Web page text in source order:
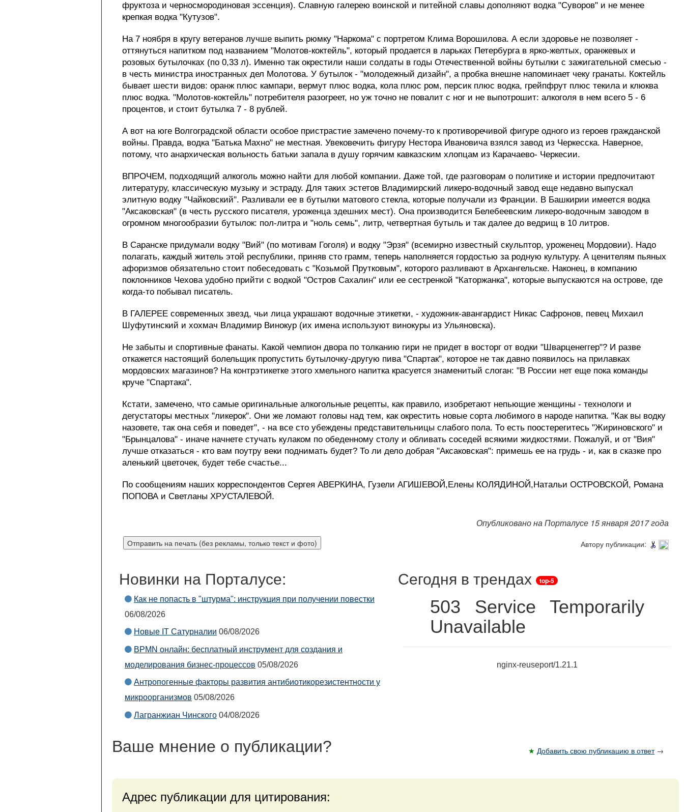
фруктоза и черносмородиновая эссенция). Славную галерею воинской и питейной славы дополняют водка "Суворов" и не менее
крепкая водка "Кутузов".
На 7 ноября в кругу ветеранов лучше выпить рюмку "Наркома" с портретом Клима Ворошилова. А если здоровье не позволяет -
оттянуться напитком под названием "Молотов-коктейль", который продается в ларьках Петербурга в ярко-желтых, оранжевых и
розовых бутылочках (по 0,33 л). Именно так окрестили наши солдаты в годы Отечественной войны бутылки с зажигательной смесью -
в честь министра иностранных дел Молотова. У бутылок - "молодежный дизайн", а пробка внешне напоминает чеку гранаты. Коктейль
бывает шести видов: оранж плюс кампари, вермут плюс водка, кола плюс ром, персик плюс водка, грейпфрут плюс текила и клюква
плюс водка. "Молотов-коктейль" потребителя разогреет, но уж точно не повалит с ног и не выпотрошит: алкоголя в нем всего 5 - 6
процентов, и стоит бутылка 7 - 8 рублей.
А вот на юге Волгоградской области особое пристрастие замечено почему-то к противоречивой фигуре одного из героев гражданской
войны. Правда, водка "Батька Махно" не местная. Увековечить фигуру Нестора Ивановича взялся завод из Черкесска. Наверное,
потому, что анархическая вольность батьки запала в душу горячим кавказским хлопцам из Карачаево- Черкесии.
ВПРОЧЕМ, подходящий алкоголь можно найти для любой компании. Даже той, где разговорам о политике и истории предпочитают
литературу, классическую музыку и эстраду. Для таких эстетов Владимирский ликеро-водочный завод еще недавно выпускал
элитную водку "Чайковский". Разливали ее в бутылки матового стекла, которые получали из Франции. В Башкирии имеется водка
"Аксаковская" (в честь русского писателя, уроженца здешних мест). Она производится Белебеевским ликеро-водочным заводом в
огромном многообразии бутылок: пол-литра и "ноль семь", литр, четвертная бутыль и так далее до ведрищ в 10 литров.
В Саранске придумали водку "Вий" (по мотивам Гоголя) и водку "Эрзя" (всемирно известный скульптор, уроженец Мордовии). Надо
полагать, каждый житель этой республики, приняв сто грамм, теперь наполняется гордостью за родную культуру. А ценителям пьяных
афоризмов обязательно стоит побеседовать с "Козьмой Прутковым", которого разливают в Архангельске. Наконец, в компанию
поклонников Чехова удобно прийти с водкой "Остров Сахалин" или ее сестренкой "Каторжанка", которые выпускаются на острове, где
когда-то побывал писатель.
В ГАЛЕРЕЕ современных звезд, чьи лица украшают водочные этикетки, - художник-авангардист Никас Сафронов, певец Михаил
Шуфутинский и хохмач Владимир Винокур (их имена используют винокуры из Ульяновска).
Не забыты и спортивные фанаты. Какой чемпион двора по толканию гири не придет в восторг от водки "Шварценеггер"? И разве
откажется настоящий болельщик пропустить бутылочку-другую пива "Спартак", которое не так давно появилось на прилавках
мордовских магазинов? На контрэтикетке этого хмельного напитка красуется знаменитый слоган: "В России нет еще пока команды
круче "Спартака".
Кстати, замечено, что самые оригинальные алкогольные рецепты, как правило, изобретают непьющие женщины - технологи и
дегустаторы местных "ликерок". Они же ломают головы над тем, как окрестить новые сорта любимого в народе напитка. "Как вы водку
назовете, так она себя и поведет", - на все сто убеждены представительницы слабого пола. То есть поостерегитесь "Жириновского" и
"Брынцалова" - иначе начнете стучать кулаком по обеденному столу и обливать соседей всякими жидкостями. Пожалуй, и от "Вия"
лучше отказаться - кто вам поутру веки поднимать будет? То ли дело добрая "Аксаковская": примешь ее на грудь - и, как в сказке про
аленький цветочек, будет тебе счастье...
По сообщениям наших корреспондентов Сергея АВЕРКИНА, Гузели АГИШЕВОЙ,Елены КОЛЯДИНОЙ,Натальи ОСТРОВСКОЙ, Романа
ПОПОВА и Светланы ХРУСТАЛЕВОЙ.
Опубликовано на Порталусе 15 января 2017 года
Автору публикации:
Новинки на Порталусе:
Как не попасть в "штурма": инструкция при получении повестки
06/08/2026
Новые IT Сатурналии 06/08/2026
BPMN онлайн: бесплатный инструмент для создания и
моделирования бизнес-процессов 05/08/2026
Антропогенные факторы развития антибиотикорезистентности у
микроорганизмов 05/08/2026
Лагранжиан Чинского 04/08/2026
Сегодня в трендах top-5
503 Service Temporarily
Unavailable
nginx-reuseport/1.21.1
★ Добавить свою публикацию в ответ→
Ваше мнение о публикации?
Адрес публикации для цитирования: